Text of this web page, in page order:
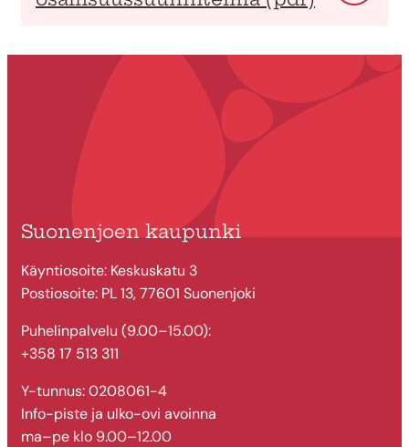
Suonenjoen kaupunki
Käyntiosoite: Keskuskatu 3
Postiosoite: PL 13, 77601 Suonenjoki
Puhelinpalvelu (9.00–15.00):
+358 17 513 311
Y-tunnus: 0208061-4
Info-piste ja ulko-ovi avoinna
ma–pe klo 9.00–12.00